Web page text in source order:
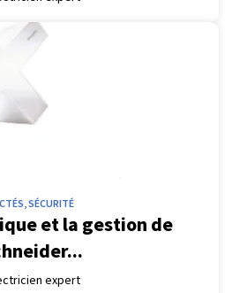
SÉCURITÉ
et la gestion de
expert